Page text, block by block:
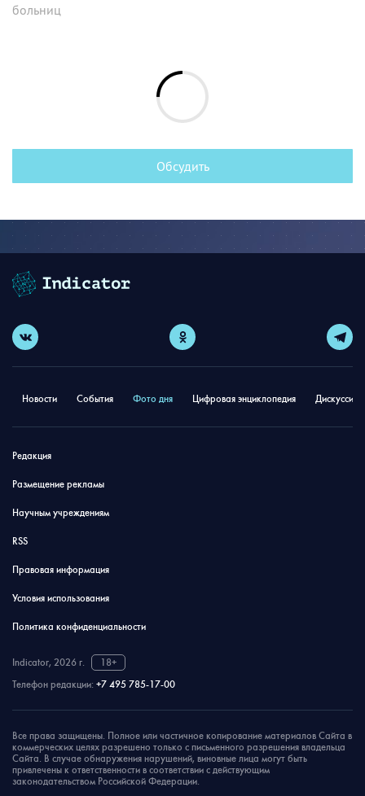
больниц
Обсудить
Новости События Фото дня Цифровая энциклопедия
Редакция
Размещение рекламы
Научным учреждениям
RSS
Правовая информация
Условия использования
Политика конфиденциальности
Indicator, 2026 г.
18+
Телефон редакции: +7 495 785-17-00
Все права защищены. Полное или частичное копирование материалов Сайта в
коммерческих целях разрешено только с письменного разрешения владельца
Сайта. В случае обнаружения нарушений, виновные лица могут быть
привлечены к ответственности в соответствии с действующим
законодательством Российской Федерации.